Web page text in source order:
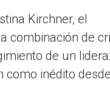
Kirchner, el
combinación de
de un
como inédito